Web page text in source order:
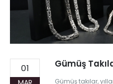
01 Gümüş
Gümüş takılar,